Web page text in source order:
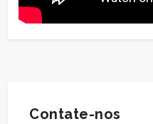
Contate-nos